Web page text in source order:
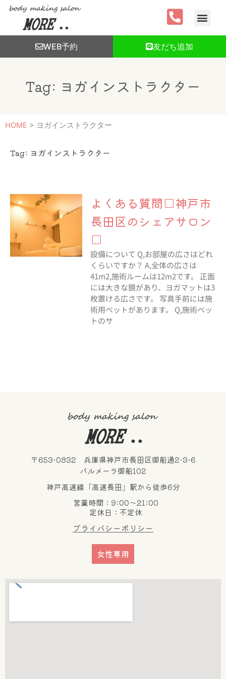
WEB予約 友だち追加
Tag: ヨガインストラクター
HOME > ヨガインストラクター
Tag: ヨガインストラクター
よくある質問□神戸市
長田区のシェアサロン
□
設備について Q,お部屋の広さはどれ
くらいですか？ A,全体の広さは
41m2,施術ルームは12m2です。 正面
には大きな鏡があり、ヨガマットは3
枚置ける広さです。 写真手前には施
術用ベットがあります。 Q,施術ベッ
トのサ
〒653-0832 兵庫県神戸市長田区御船通2-3-6
パルメーラ御船102
神戸高速線「高速長田」駅から徒歩6分
営業時間：9:00～21:00
定休日：不定休
プライバシーポリシー
女性専用